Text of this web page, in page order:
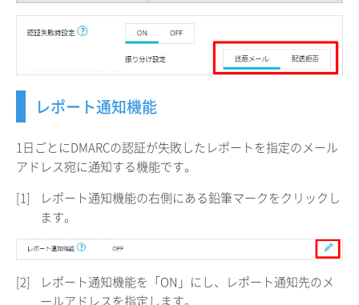
レポート通知機能
1日ごとにDMARCの認証が失敗したレポートを指定のメール
アドレス宛に通知する機能です。
[1]
レポート通知機能の右側にある鉛筆マークをクリックし
ます。
[2]
レポート通知機能を「ON」にし、レポート通知先のメ
ールアドレスを指定します。